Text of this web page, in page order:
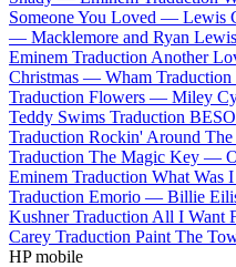
Someone You Loved — Lewis
— Macklemore and Ryan Lewis
Eminem Traduction Another
Christmas — Wham
Traduction Flowers — Miley
Teddy Swims Traduction
Traduction Rockin' Around
Traduction The Magic Key —
Eminem Traduction What Was
Traduction Emorio — Billie
Kushner Traduction All I Want
Carey Traduction Paint The
HP mobile